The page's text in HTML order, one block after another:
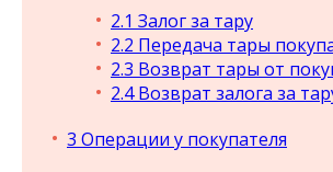
2.1 Залог за тару
2.2 Передача тары
2.3 Возврат тары от
2.4Возврат залога за
3 Операции у покупателя